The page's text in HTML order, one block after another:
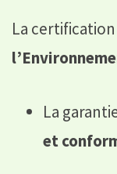
La certification
La
et